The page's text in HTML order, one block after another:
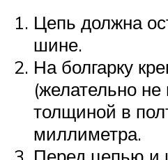
Цепь должна
шине.
На болгарку
(желательно
толщиной в
миллиметра.